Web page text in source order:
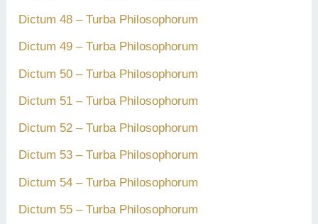
Dictum 48 – Turba Philosophorum
Dictum 49 – Turba Philosophorum
Dictum 50 – Turba Philosophorum
Dictum 51 – Turba Philosophorum
Dictum 52 – Turba Philosophorum
Dictum 53 – Turba Philosophorum
Dictum 54 – Turba Philosophorum
Dictum 55 – Turba Philosophorum